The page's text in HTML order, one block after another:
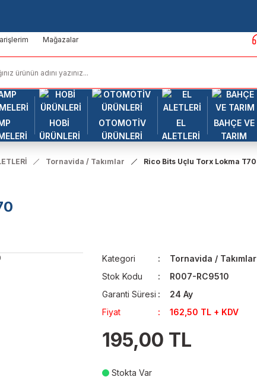
Mağazalar
HOBİ
ÜRÜNLERİ
OTOMOTİV
ÜRÜNLERİ
EL
ALETLERİ
BAHÇE VE
TARIM
Tornavida / Takımlar Rico Bits Uçlu Torx Lokma T70
Kategori
Tornavida / Takımlar
Stok Kodu
R007-RC9510
Garanti Süresi
24 Ay
Fiyat
162,50 TL + KDV
195,00 TL
Stokta Var